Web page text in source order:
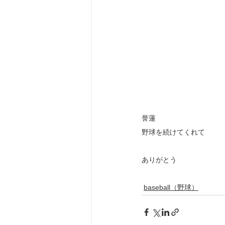
誉蓮
野球を続けてくれて
ありがとう
baseball（野球）